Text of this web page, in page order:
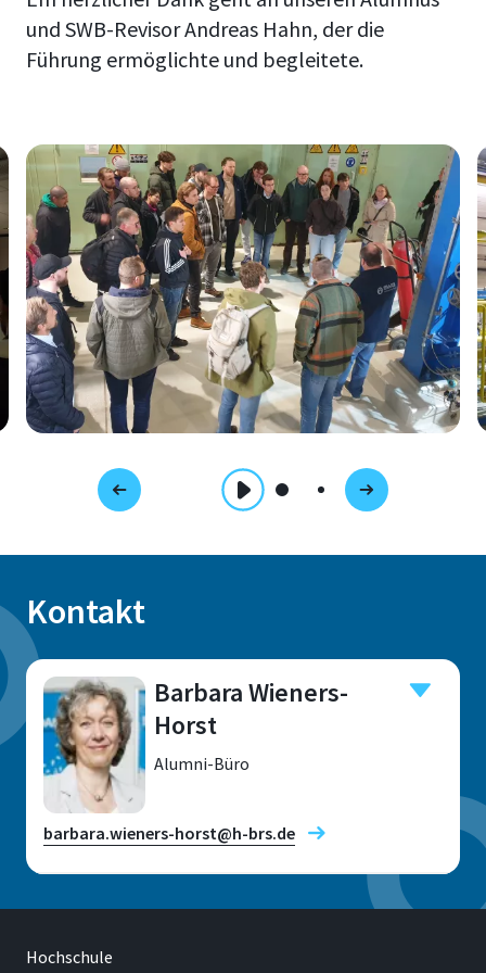
und SWB-Revisor Andreas Hahn, der die
Führung ermöglichte und begleitete.
Kontakt
Barbara Wieners-
Horst
Alumni-Büro
barbara.wieners-horst@h-brs.de
Standort
Hochschule